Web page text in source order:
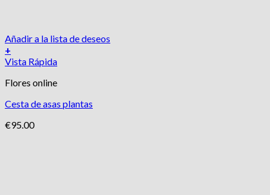
Añadir a la lista de deseos
+
Vista Rápida
Flores online
Cesta de asas plantas
€95.00